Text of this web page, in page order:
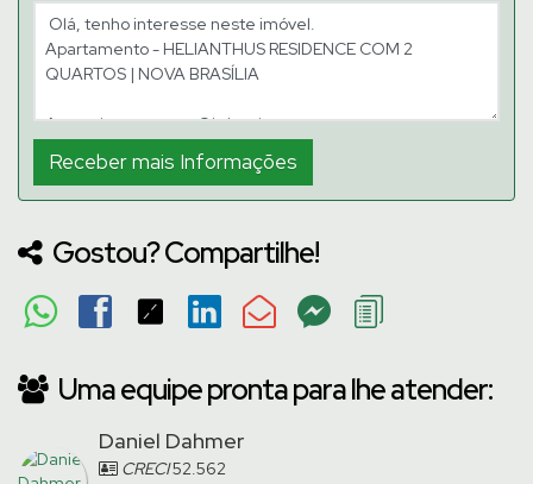
Gostou? Compartilhe!
Uma equipe pronta para lhe atender:
Daniel Dahmer
CRECI52.562